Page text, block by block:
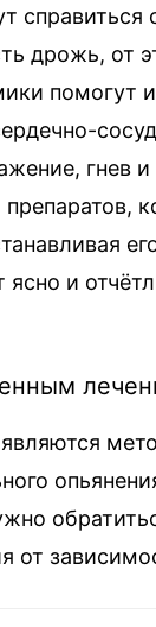
справиться
дрожь, от
помогут
гнев и
и
являются
от